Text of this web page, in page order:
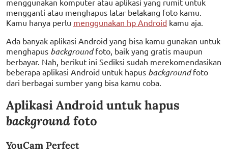
mengganti atau menghapus latar belakang foto kamu.
Kamu hanya perlu menggunakan hp Android kamu aja.
Ada banyak aplikasi Android yang bisa kamu gunakan untuk
menghapus backgroundfoto, baik yang gratis maupun
berbayar. Nah, berikut ini Sediksi sudah merekomendasikan
beberapa aplikasi Android untuk hapus backgroundfoto
dari berbagai sumber yang bisa kamu coba.
Aplikasi Android untuk hapus
backgroundfoto
YouCam Perfect